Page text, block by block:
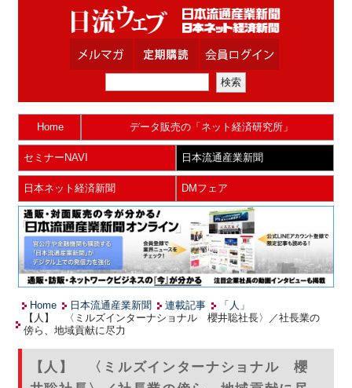
Home データ販売の「ネット経済研究所」
セミナーNAVI 日本流通産業新聞
日本ネット経済新聞 DMフェア
Home 日本流通産業新聞 連載記事
「人」
【人】 〈ミルズインターナショナル 櫻井聡社長〉／社長業の
傍ら、地域貢献に尽力
【人】 〈ミルズインターナショナル 櫻